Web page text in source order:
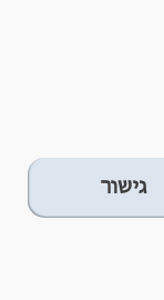
גישור